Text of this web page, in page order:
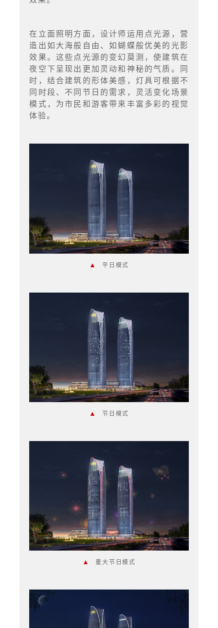
在立面照明方面，设计师运用点光源，营
造出如大海般自由、如蝴蝶般优美的光影
效果。这些点光源的变幻莫测，使建筑在
夜空下呈现出更加灵动和神秘的气质。同
时，结合建筑的形体美感，灯具可根据不
同时段、不同节日的需求，灵活变化场景
模式，为市民和游客带来丰富多彩的视觉
体验。
▲ 平日模式
▲ 节日模式
▲ 重大节日模式